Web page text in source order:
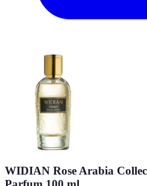
WIDIAN Rose Arabia